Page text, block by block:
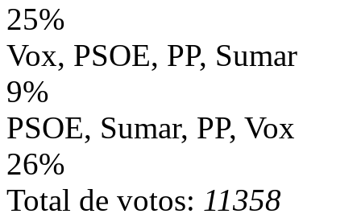
25%
Vox, PSOE, PP, Sumar
9%
PSOE, Sumar, PP, Vox
26%
Total de votos: 11358